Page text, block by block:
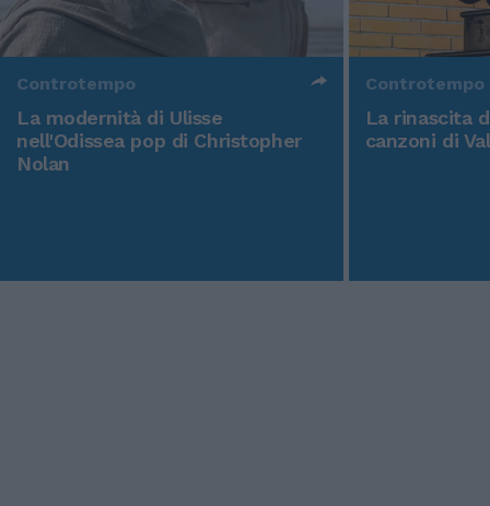
Controtempo
La modernità di Ulisse
nell'Odissea pop di Christopher
Nolan
Controtempo
La rinascita
canzoni di